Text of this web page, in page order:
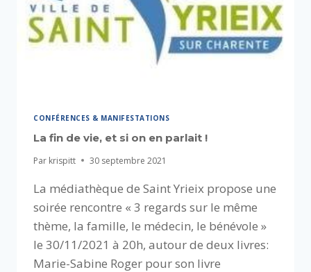
CONFÉRENCES & MANIFESTATIONS
La fin de vie, et si on en parlait !
Par krispitt 30 septembre 2021
La médiathèque de Saint Yrieix propose une
soirée rencontre « 3 regards sur le même
thème, la famille, le médecin, le bénévole »
le 30/11/2021 à 20h, autour de deux livres:
Marie-Sabine Roger pour son livre